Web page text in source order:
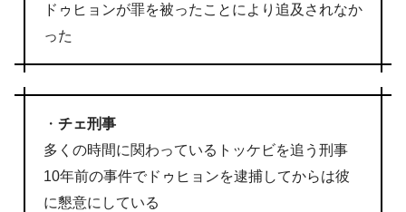
ドゥヒョンが罪を被ったことにより追及されなか
った
・ チェ刑事
多くの時間に関わっているトッケビを追う刑事
10年前の事件でドゥヒョンを逮捕してからは彼
に懇意にしている